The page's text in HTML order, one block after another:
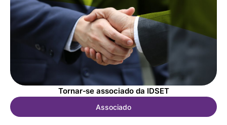
Tornar‑se associado da IDSET
Associado